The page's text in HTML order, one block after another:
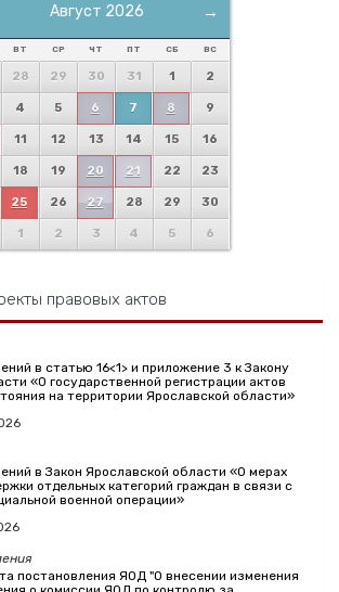
→
Август 2026
ВТ СР ЧТ ПТ СБ ВС
28 29 30 31 1 2
4 5 6 7 8 9
11 12 13 14 15 16
18 19 20 21 22 23
25 26 27 28 29 30
1 2 3 4 5 6
правовых актов
в статью 16<1> и приложение 3 к Закону
«О государственной регистрации актов
на территории Ярославской области»
в Закон Ярославской области «О мерах
отдельных категорий граждан в связи с
военной операции»
постановления ЯОД "О внесении изменения